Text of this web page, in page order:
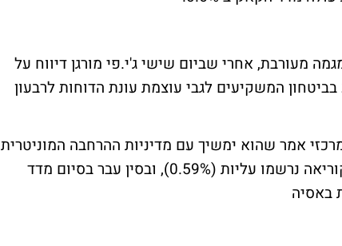
מעורבת, אחרי שביום שישי ג'י.פי מורגן דיווח על
המשקיעים לגבי עוצמת עונת הדוחות לרבעון
אחרי שהבנק המרכזי אמר שהוא ימשיך עם מדיניות ההרחבה המוניטרית
כדי לשמר את ההתאוששות הכלכלית. בדרום קוריאה נרשמו עליות (0.59%), ובסין עבר בסיום מדד
באסיה